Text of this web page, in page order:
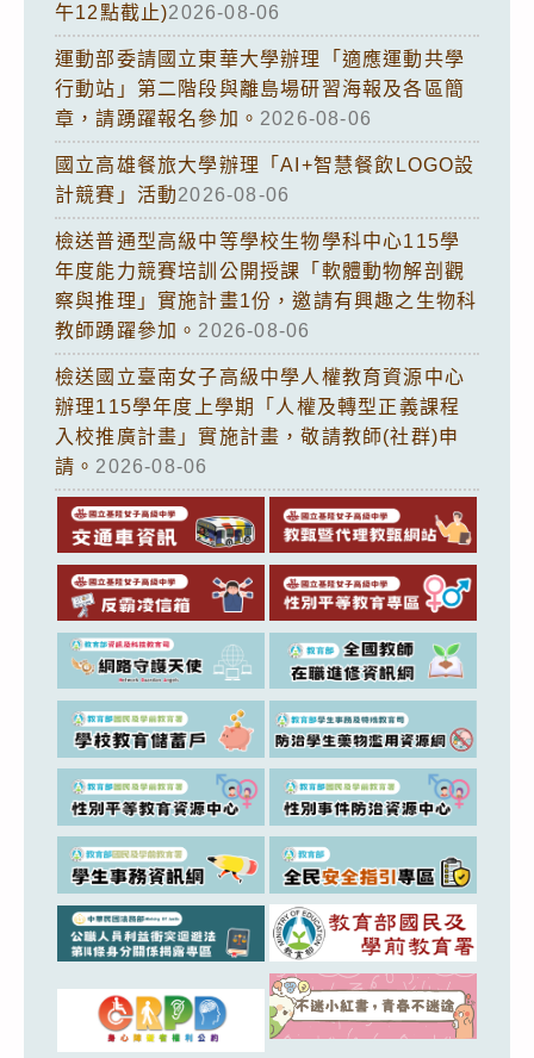
午12點截止)2026-08-06
運動部委請國立東華大學辦理「適應運動共學
行動站」第二階段與離島場研習海報及各區簡
章，請踴躍報名參加。 2026-08-06
國立高雄餐旅大學辦理「AI+智慧餐飲LOGO設
計競賽」活動2026-08-06
檢送普通型高級中等學校生物學科中心115學
年度能力競賽培訓公開授課「軟體動物解剖觀
察與推理」實施計畫1份，邀請有興趣之生物科
教師踴躍參加。 2026-08-06
檢送國立臺南女子高級中學人權教育資源中心
辦理115學年度上學期「人權及轉型正義課程
入校推廣計畫」實施計畫，敬請教師(社群)申
請。 2026-08-06